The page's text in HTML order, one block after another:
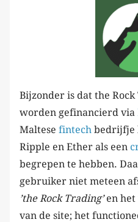
Bijzonder is dat the
worden gefinancierd via
Maltese fintech bedrijfje
Ripple en Ether als een
begrepen te hebben.
gebruiker niet meteen
’the Rock Trading’en het
van de site; het